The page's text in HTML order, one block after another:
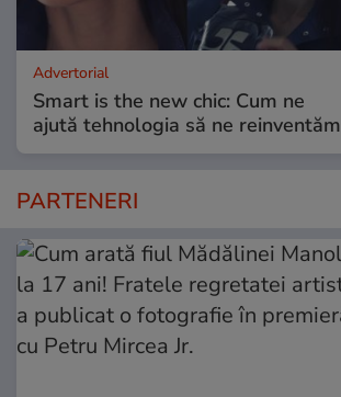
Advertorial
Smart is the new chic: Cum ne
ajută tehnologia să ne reinventăm
PARTENERI